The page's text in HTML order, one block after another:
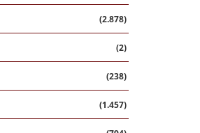
(2.878)
(2)
(238)
(1.457)